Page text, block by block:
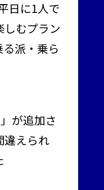
日に1人で
しむプラン
派・乗ら
が追加さ
違えられ